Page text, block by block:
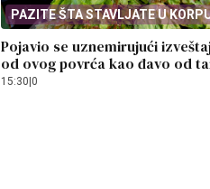
PAZITE ŠTA STAVLJATE U
Pojavio se uznemirujući
od ovog povrća kao đavo od
15:30|0